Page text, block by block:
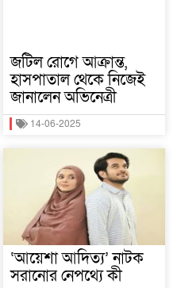
জটিল রোগে আক্রান্ত,
হাসপাতাল থেকে নিজেই
জানালেন অভিনেত্রী
14-06-2025
‘আয়েশা আদিত্য’ নাটক
সরানোর নেপথ্যে কী